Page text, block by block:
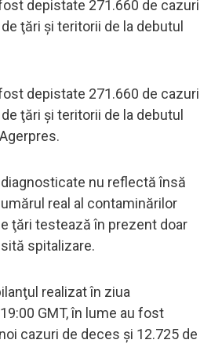
depistate 271.660 de cazuri
ţări şi teritorii de la debutul
depistate 271.660 de cazuri
ţări şi teritorii de la debutul
nu reflectă însă
real al contaminărilor
ţări testează în prezent doar
spitalizare.
realizat în ziua
GMT, în lume au fost
cazuri de deces şi 12.725 de